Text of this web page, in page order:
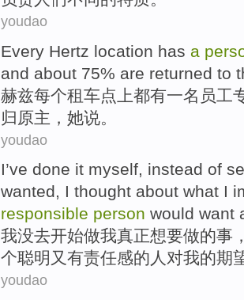
youdao
Every Hertz location has a
and about 75% are returned to
赫兹每个租车点上都有一名 员工
归原主 ， 她说。
youdao
I’ve done it myself, instead of
wanted, I thought about what I
responsible person would want
我没去开始做我真正想要做的事
个聪明 又 有责任感的 人 对我的期
youdao